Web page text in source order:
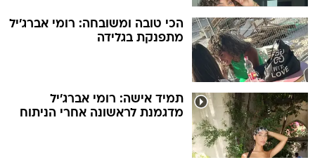
הכי טובה ומשובחה: רומי אברג'יל
מתפנקת בגלידה
תמיד אישה: רומי אברג'יל
מדגמנת לראשונה אחרי הניתוח